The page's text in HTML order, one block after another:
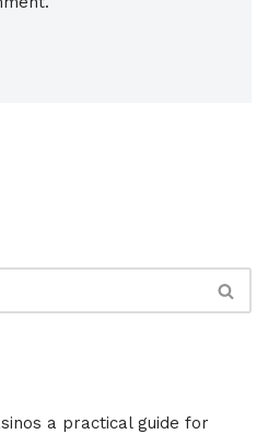
a practical guide for